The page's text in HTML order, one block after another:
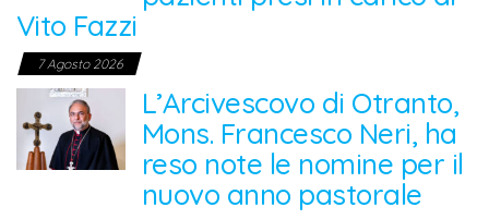
Vito Fazzi
7 Agosto 2026
L’Arcivescovo di Otranto,
Mons. Francesco Neri, ha
reso note le nomine per il
nuovo anno pastorale